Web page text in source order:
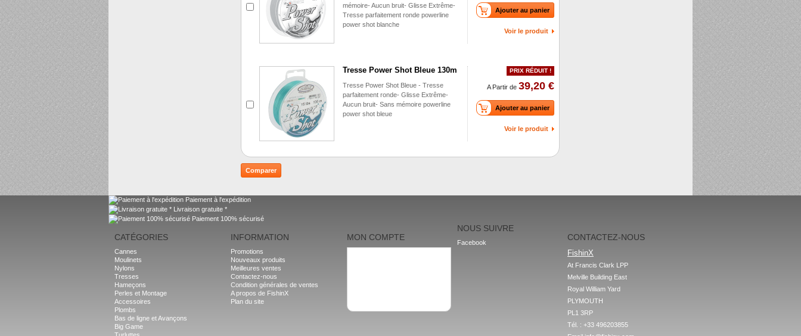
mémoire- Aucun bruit- Glisse Extrême-
Tresse parfaitement ronde powerline
power shot blanche
Ajouter au panier
Voir le produit
Tresse Power Shot Bleue 130m
Tresse Power Shot Bleue - Tresse
parfaitement ronde- Glisse Extrême-
Aucun bruit- Sans mémoire powerline
power shot bleue
PRIX RÉDUIT !
A Partir de 39,20 €
Ajouter au panier
Voir le produit
Paiement à l'expédition
Livraison gratuite *
Paiement 100% sécurisé
CATÉGORIES
Cannes
Moulinets
Nylons
Tresses
Hameçons
Perles et Montage
Accessoires
Plombs
Bas de ligne et Avançons
Big Game
INFORMATION
Promotions
Nouveaux produits
Meilleures ventes
Contactez-nous
Condition générales de ventes
A propos de FishinX
Plan du site
MON COMPTE
NOUS SUIVRE
Facebook
CONTACTEZ-NOUS
FishinX
At Francis Clark LPP
Melville Building East
Royal William Yard
PLYMOUTH
PL1 3RP
Tél. : +33 496203855